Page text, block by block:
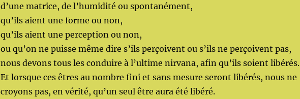
d’une matrice, de l’humidité ou spontanément,
qu’ils aient une forme ou non,
qu’ils aient une perception ou non,
ou qu’on ne puisse même dire s’ils perçoivent ou s’ils ne perçoivent pas,
nous devons tous les conduire à l’ultime nirvana, afin qu’ils soient libérés.
Et lorsque ces êtres au nombre fini et sans mesure seront libérés, nous ne
croyons pas, en vérité, qu’un seul être aura été libéré.